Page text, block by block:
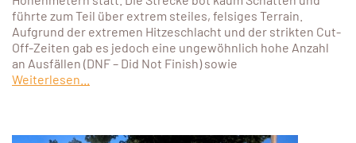
führte zum Teil über extrem steiles, felsiges Terrain.
Aufgrund der extremen Hitzeschlacht und der strikten Cut-
Off-Zeiten gab es jedoch eine ungewöhnlich hohe Anzahl
an Ausfällen (DNF – Did Not Finish) sowie
Weiterlesen...